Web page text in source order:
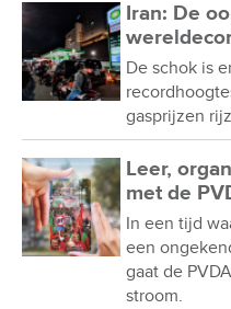
Iran: De
De schok is
gasprijzen
Leer,
met de
In een tijd
een
gaat de
stroom.